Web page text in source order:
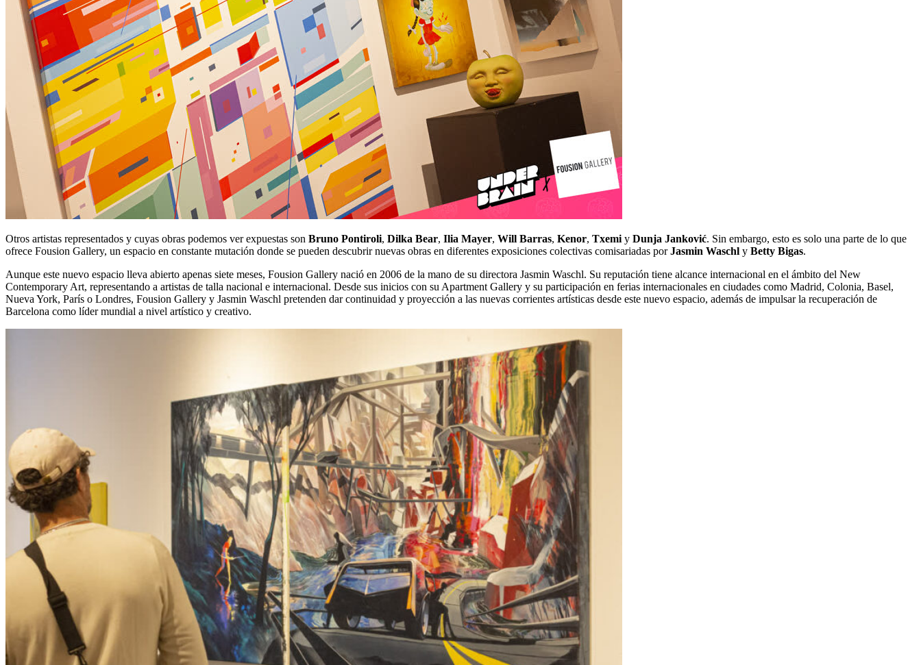
Otros artistas representados y cuyas obras podemos ver expuestas son Bruno Pontiroli, Dilka Bear, Ilia Mayer, Will Barras, Kenor, Txemi y Dunja Janković. Sin embargo, esto es solo una parte de lo que
ofrece Fousion Gallery, un espacio en constante mutación donde se pueden descubrir nuevas obras en diferentes exposiciones colectivas comisariadas porJasmin Waschl y Betty Bigas.
Aunque este nuevo espacio lleva abierto apenas siete meses, Fousion Gallery nació en 2006 de la mano de su directora Jasmin Waschl. Su reputación tiene alcance internacional en el ámbito del New
Contemporary Art, representando a artistas de talla nacional e internacional. Desde sus inicios con su Apartment Gallery y su participación en ferias internacionales en ciudades como Madrid, Colonia, Basel,
Nueva York, París o Londres, Fousion Gallery y Jasmin Waschl pretenden dar continuidad y proyección a las nuevas corrientes artísticas desde este nuevo espacio, además de impulsar la recuperación de
Barcelona como líder mundial a nivel artístico y creativo.